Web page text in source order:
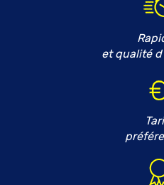
et qualité